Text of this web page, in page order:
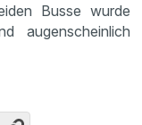
Busse wurde
augenscheinlich